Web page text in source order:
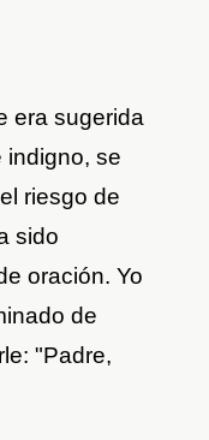
era sugerida
indigno, se
riesgo de
sido
oración. Yo
de
"Padre,